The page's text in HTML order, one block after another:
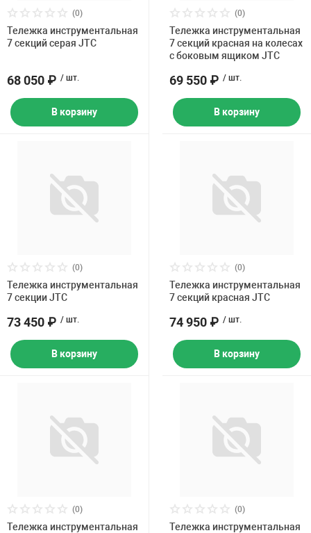
(0)
Тележка инструментальная
7 секций серая JTC
68 050 ₽ / шт.
В корзину
(0)
Тележка инструментальная
7 секций красная на колесах
с боковым ящиком JTC
69 550 ₽ / шт.
В корзину
(0)
Тележка инструментальная
7 секции JTC
73 450 ₽ / шт.
В корзину
(0)
Тележка инструментальная
7 секций красная JTC
74 950 ₽ / шт.
В корзину
(0)
Тележка инструментальная
(0)
Тележка инструментальная